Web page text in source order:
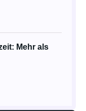
Mehr als